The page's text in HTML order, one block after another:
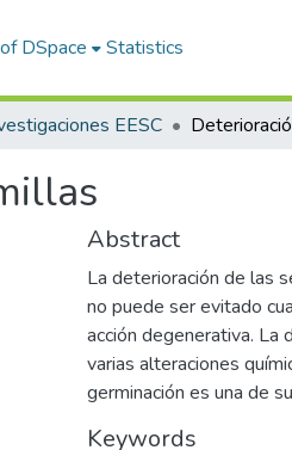
DSpace Statistics
EESC
Abstract
La deterioración de las
no puede ser evitado
acción degenerativa. La
varias alteraciones
germinación es una de
Keywords